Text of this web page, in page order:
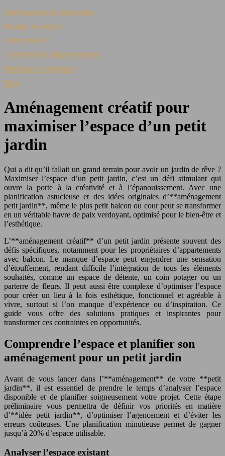
Aménagement & rénovation
Pilotage de projets
Outils du BTP
Conformité & réglementations
Matériaux écologiques
Blog
Aménagement créatif pour
maximiser l’espace d’un petit
jardin
Qui a dit qu’il fallait un grand terrain pour avoir un jardin de rêve ?
Maximiser l’espace d’un petit jardin, c’est un défi stimulant qui
ouvre la porte à la créativité et à l’épanouissement. Avec une
planification astucieuse et des idées originales d’**aménagement
petit jardin**, même le plus petit balcon ou cour peut se transformer
en un véritable havre de paix verdoyant, optimisé pour le bien-être et
l’esthétique.
L’**aménagement créatif** d’un petit jardin présente souvent des
défis spécifiques, notamment pour les propriétaires d’appartements
avec balcon. Le manque d’espace peut engendrer une sensation
d’étouffement, rendant difficile l’intégration de tous les éléments
souhaités, comme un espace de détente, un coin potager ou un
parterre de fleurs. Il peut aussi être complexe d’optimiser l’espace
pour créer un lieu à la fois esthétique, fonctionnel et agréable à
vivre, surtout si l’on manque d’expérience ou d’inspiration. Ce
guide vous offre des solutions pratiques et inspirantes pour
transformer ces contraintes en opportunités.
Comprendre l’espace et planifier son
aménagement pour un petit jardin
Avant de vous lancer dans l’**aménagement** de votre **petit
jardin**, il est essentiel de prendre le temps d’analyser l’espace
disponible et de planifier soigneusement votre projet. Cette étape
préliminaire vous permettra de définir vos priorités en matière
d’**idée petit jardin**, d’optimiser l’agencement et d’éviter les
erreurs coûteuses. Une planification minutieuse permet de gagner
jusqu’à 20% d’espace utilisable.
Analyser l’espace existant